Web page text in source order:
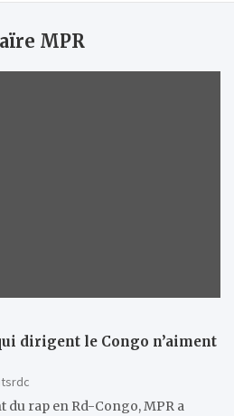
MPR
dirigent le Congo n’aiment
rap en Rd-Congo, MPR a